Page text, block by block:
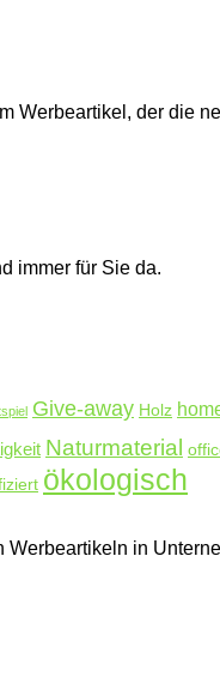
der die
immer für Sie da.
Give-away Holz
Naturmaterial
ökologisch
in